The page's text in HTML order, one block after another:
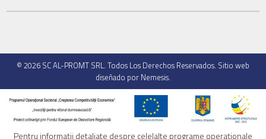
© 2026 SC AL-PROMT SRL. Todos Los Derechos Reservados. Sitio web
diseñado por Nemesis.
Pentru informaţii detaliate despre celelalte programe operaţionale